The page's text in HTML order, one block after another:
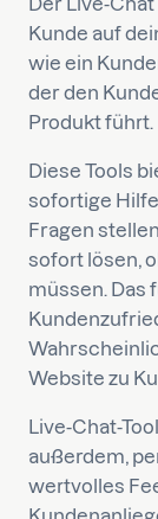
Kunde auf
wie ein
der den
Produkt führt.
Diese Tools
sofortige
Fragen
sofort lösen,
müssen. Das
Website zu
Live-Chat-
außerdem,
wertvolles